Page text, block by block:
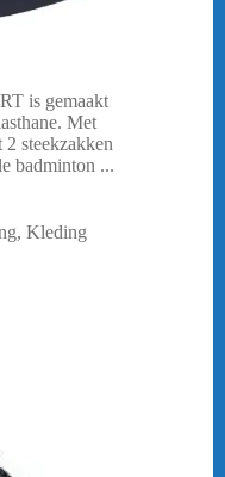
is gemaakt
Met
steekzakken
badminton ...
, Kleding